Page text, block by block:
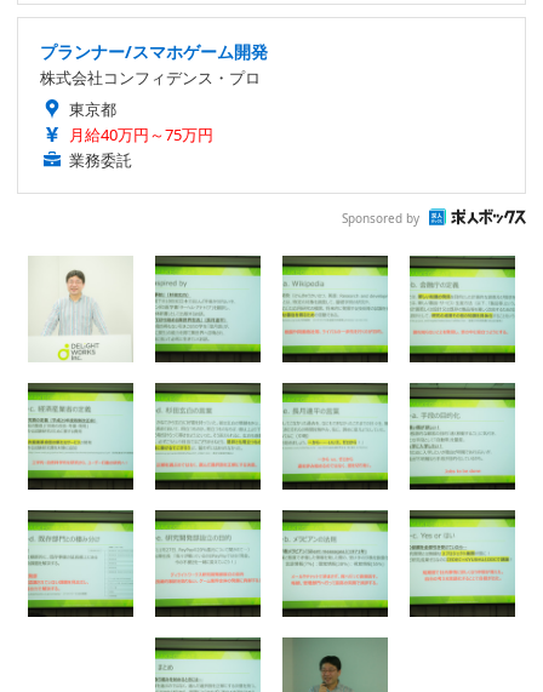
プランナー/スマホゲーム開発
株式会社コンフィデンス・プロ
東京都
月給40万円～75万円
業務委託
Sponsored by